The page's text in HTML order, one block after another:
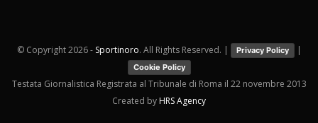
© Copyright2026 - Sportinoro. All Rights Reserved. | Privacy Policy |
Cookie Policy
Testata Giornalistica Registrata al Tribunale di Roma il 22 novembre 2013
Created by HRS Agency